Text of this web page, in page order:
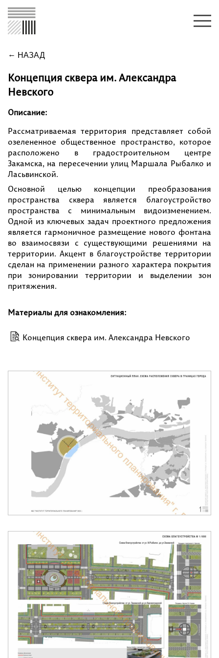
НАЗАД
Концепция сквера им. Александра
Невского
Описание:
Рассматриваемая территория представляет собой
озелененное общественное пространство, которое
расположено в градостроительном центре
Закамска, на пересечении улиц Маршала Рыбалко и
Ласьвинской.
Основной целью концепции преобразования
пространства сквера является благоустройство
пространства с минимальным видоизменением.
Одной из ключевых задач проектного предложения
является гармоничное размещение нового фонтана
во взаимосвязи с существующими решениями на
территории. Акцент в благоустройстве территории
сделан на применении разного характера покрытия
при зонировании территории и выделении зон
притяжения.
Материалы для ознакомления:
Концепция сквера им. Александра Невского